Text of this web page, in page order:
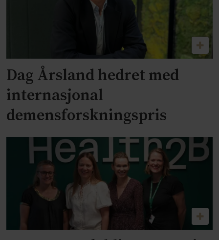
Dag Årsland hedret med
internasjonal
demensforskningspris